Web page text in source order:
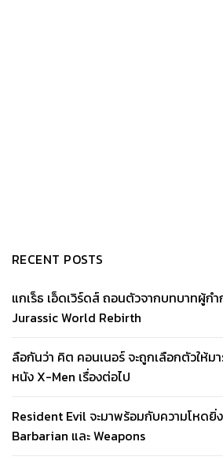
RECENT POSTS
แกเร็ธ เอ็ดเวิร์ดส์ ถอนตัวจากบทบาทผู้ก
Jurassic World Rebirth
ลือกันว่า คิต คอนเนอร์ จะถูกเลือกตัวให้ม
หนัง X-Men เรื่องต่อไป
Resident Evil จะมาพร้อมกับความโหดยิ่
Barbarian และ Weapons